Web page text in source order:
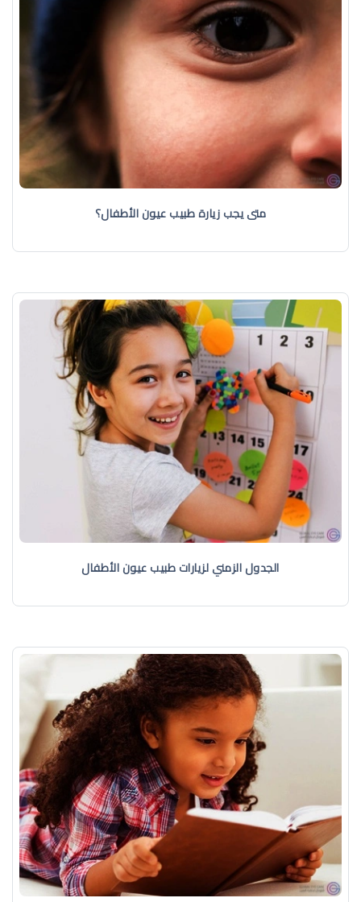
متى يجب زيارة طبيب عيون الأطفال؟
الجدول الزمني لزيارات طبيب عيون الأطفال